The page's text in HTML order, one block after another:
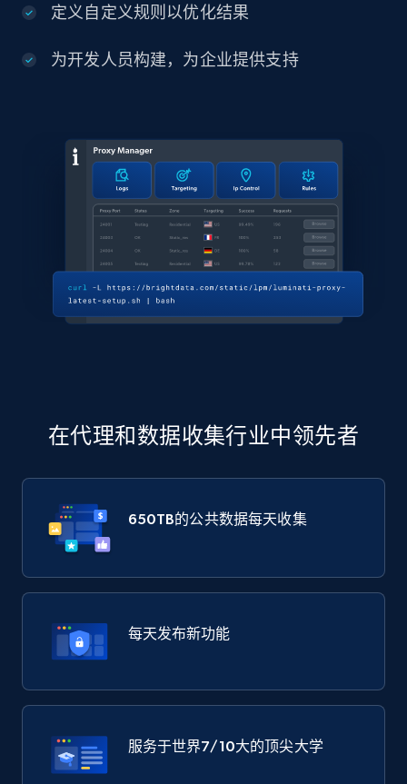
定义自定义规则以优化结果
为开发人员构建，为企业提供支持
在代理和数据收集行业中领先者
650TB的公共数据每天收集
每天发布新功能
服务于世界7/10大的顶尖大学